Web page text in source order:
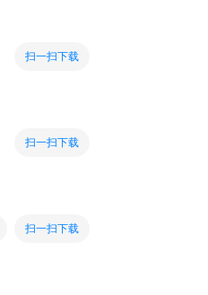
扫一扫下载
扫一扫下载
扫一扫下载